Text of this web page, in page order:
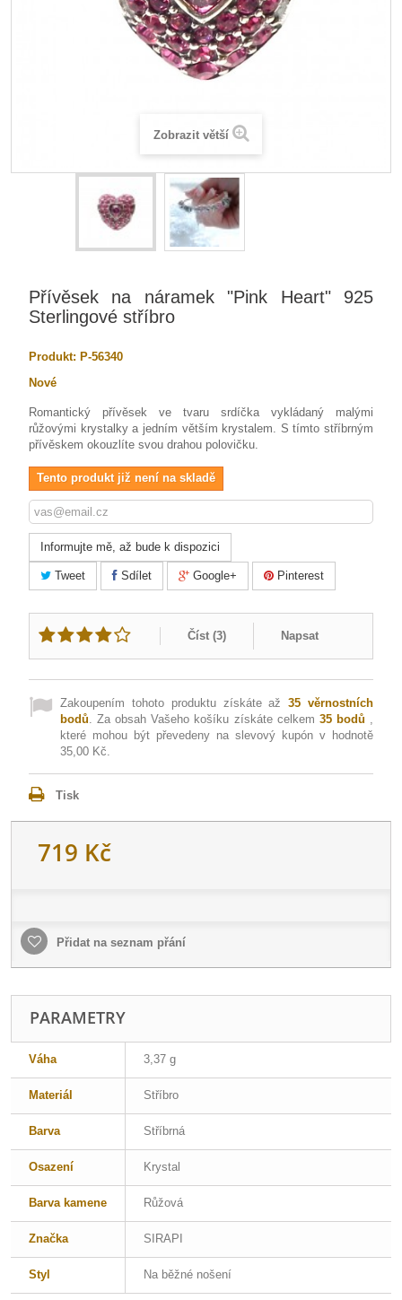
Zobrazit větší
Přívěsek na náramek "Pink Heart" 925
Sterlingové stříbro
Produkt: P-56340
Nové
Romantický přívěsek ve tvaru srdíčka vykládaný malými
růžovými krystalky a jedním větším krystalem. S tímto stříbrným
přívěskem okouzlíte svou drahou polovičku.
Tento produkt již není na skladě
Informujte mě, až bude k dispozici
Tweet Sdílet Google+ Pinterest
Číst (3) Napsat
Zakoupením tohoto produktu získáte až35 věrnostních
bodů. Za obsah Vašeho košíku získáte celkem 35bodů ,
které mohou být převedeny na slevový kupón v hodnotě
35,00 Kč.
Tisk
719 Kč
Přidat na seznam přání
PARAMETRY
Váha 3,37 g
Materiál Stříbro
Barva Stříbrná
Osazení Krystal
Barva kamene Růžová
Značka SIRAPI
Styl Na běžné nošení